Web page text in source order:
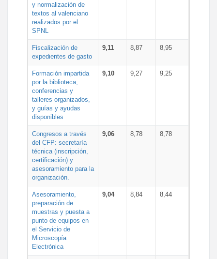
y normalización de
textos al valenciano
realizados por el
SPNL
Fiscalización de
expedientes de gasto
9,11 8,87 8,95
Formación impartida
por la biblioteca,
conferencias y
talleres organizados,
y guías y ayudas
disponibles
9,10 9,27 9,25
Congresos a través
del CFP: secretaría
técnica (inscripción,
certificación) y
asesoramiento para la
organización.
9,06 8,78 8,78
Asesoramiento,
preparación de
muestras y puesta a
punto de equipos en
el Servicio de
Microscopía
Electrónica
9,04 8,84 8,44